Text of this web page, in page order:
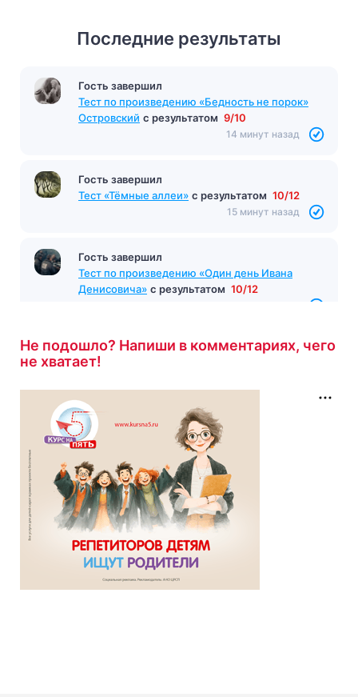
Последние результаты
Гость завершил
Тест по произведению «Бедность не порок»
Островский с результатом 9/10
14 минут назад
Гость завершил
Тест «Тёмные аллеи» с результатом 10/12
15 минут назад
Гость завершил
Тест по произведению «Один день Ивана
Денисовича» с результатом 10/12
Не подошло? Напиши в комментариях, чего
не хватает!